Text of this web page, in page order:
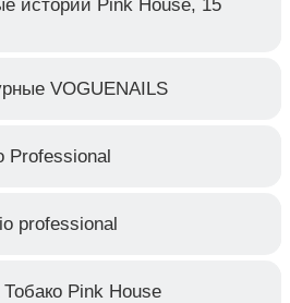
истории Pink House, 15
VOGUENAILS
Professional
professional
Pink House